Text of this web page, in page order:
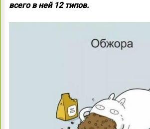
всего в ней 12 типов.